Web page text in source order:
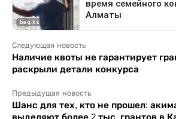
Следующая новость
Наличие квоты не гарантирует
раскрыли детали конкурса
Предыдущая новость
Шанс для тех, кто не прошел:
выделяют более 2 тыс. грантов в